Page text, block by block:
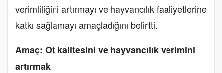
verimliliğini artırmayı ve hayvancılık faaliyetlerine
katkı sağlamayı amaçladığını belirtti.
Amaç: Ot kalitesini ve hayvancılık verimini
artırmak